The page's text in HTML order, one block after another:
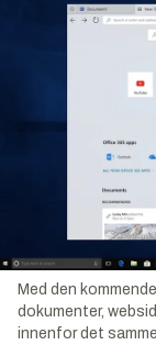
Med den
dokumenter,
innenfor det